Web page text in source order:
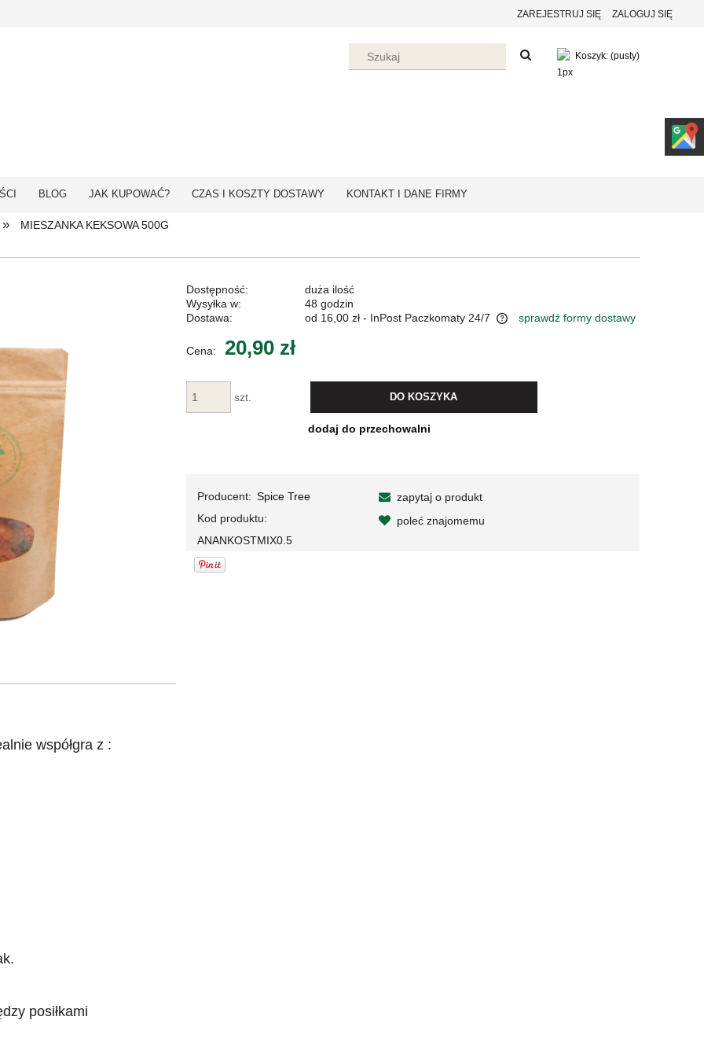
ZAREJESTRUJ SIĘ ZALOGUJ SIĘ
Koszyk: (pusty)
BLOG JAK KUPOWAĆ? CZAS I KOSZTY DOSTAWY KONTAKT I DANE FIRMY
» MIESZANKA KEKSOWA 500G
Dostępność:
duża ilość
Wysyłka w:
48 godzin
Dostawa:
od 16,00 zł - InPost Paczkomaty 24/7 sprawdź formy dostawy
Cena: 20,90 zł
szt. DO KOSZYKA
dodaj do przechowalni
Producent: Spice Tree
Kod produktu:
ANANKOSTMIX0.5
zapytaj o produkt
poleć znajomemu
współgra z :
posiłkami